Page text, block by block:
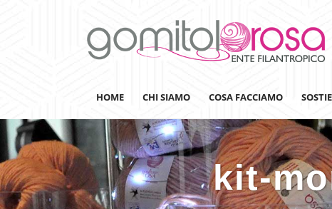
HOME CHI SIAMO COSA FACCIAMO
Lanaterapia
Ricerca
kit-